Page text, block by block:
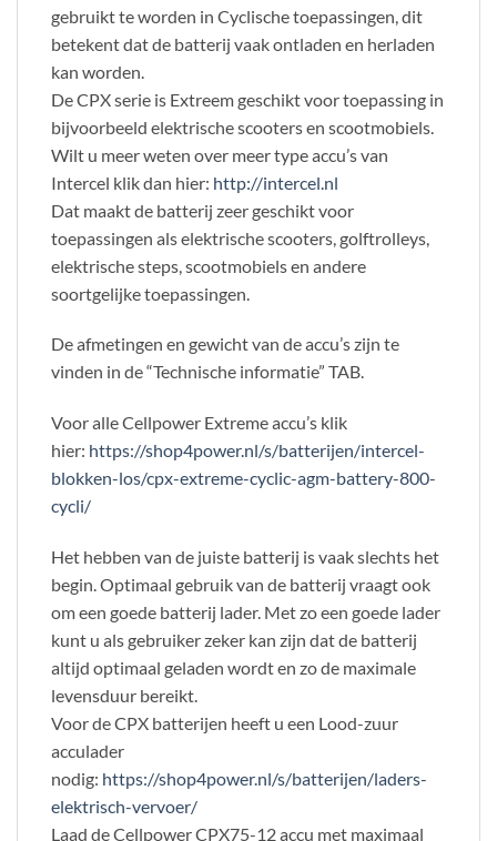
gebruikt te worden in Cyclische toepassingen, dit
betekent dat de batterij vaak ontladen en herladen
kan worden.
De CPX serie is Extreem geschikt voor toepassing in
bijvoorbeeld elektrische scooters en scootmobiels.
Wilt u meer weten over meer type accu’s van
Intercel klik dan hier: http://intercel.nl
Dat maakt de batterij zeer geschikt voor
toepassingen als elektrische scooters, golftrolleys,
elektrische steps, scootmobiels en andere
soortgelijke toepassingen.
De afmetingen en gewicht van de accu’s zijn te
vinden in de “Technische informatie” TAB.
Voor alle Cellpower Extreme accu’s klik
hier: https://shop4power.nl/s/batterijen/intercel-
blokken-los/cpx-extreme-cyclic-agm-battery-800-
cycli/
Het hebben van de juiste batterij is vaak slechts het
begin. Optimaal gebruik van de batterij vraagt ook
om een goede batterij lader. Met zo een goede lader
kunt u als gebruiker zeker kan zijn dat de batterij
altijd optimaal geladen wordt en zo de maximale
levensduur bereikt.
Voor de CPX batterijen heeft u een Lood-zuur
acculader
nodig: https://shop4power.nl/s/batterijen/laders-
elektrisch-vervoer/
Laad de Cellpower CPX75-12 accu met maximaal